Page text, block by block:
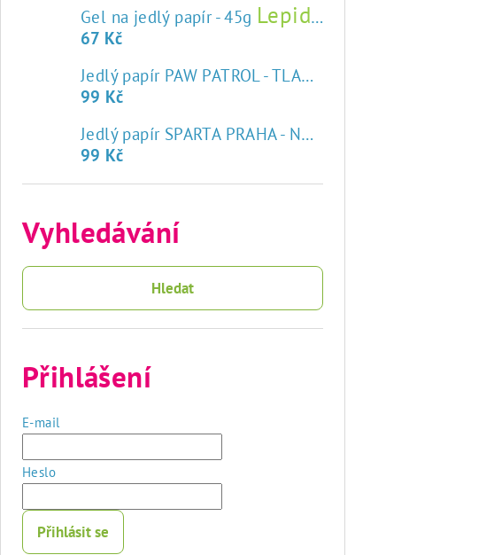
Gel na jedlý papír - 45g Lepidlo na jedlý papír
67 Kč
Jedlý papír PAW PATROL - TLAPKOVÁ PATROLA
99 Kč
Jedlý papír SPARTA PRAHA - NOVÝ ZNAK
99 Kč
Vyhledávání
Hledat
Přihlášení
E-mail
Heslo
Přihlásit se